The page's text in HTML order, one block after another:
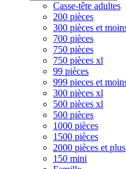
Casse-tête adultes
200 pièces
300 pièces et
700 pièces
750 pièces
750 pièces xl
99 pièces
999 pieces et
300 pièces xl
500 pièces xl
500 pièces
1000 pièces
1500 pièces
2000 pièces et plus
150 mini